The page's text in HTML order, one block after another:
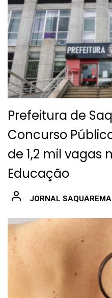
Prefeitura de
Concurso
de 1,2 mil vagas
Educação
JORNAL SAQUAREMA